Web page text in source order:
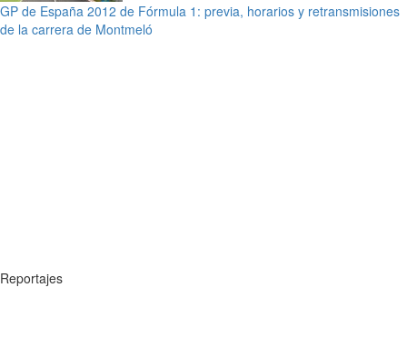
GP de España 2012 de Fórmula 1: previa, horarios y retransmisiones
de la carrera de Montmeló
Reportajes